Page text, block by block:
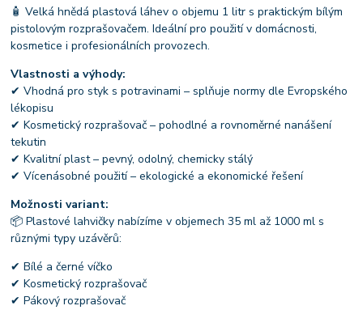
🧴 Velká hnědá plastová láhev o objemu 1 litr s praktickým bílým
pistolovým rozprašovačem. Ideální pro použití v domácnosti,
kosmetice i profesionálních provozech.
Vlastnosti a výhody:
✔ Vhodná pro styk s potravinami – splňuje normy dle Evropského
lékopisu
✔ Kosmetický rozprašovač – pohodlné a rovnoměrné nanášení
tekutin
✔ Kvalitní plast – pevný, odolný, chemicky stálý
✔ Vícenásobné použití – ekologické a ekonomické řešení
Možnosti variant:
📦 Plastové lahvičky nabízíme v objemech 35 ml až 1000 ml s
různými typy uzávěrů:
✔ Bílé a černé víčko
✔ Kosmetický rozprašovač
✔ Pákový rozprašovač